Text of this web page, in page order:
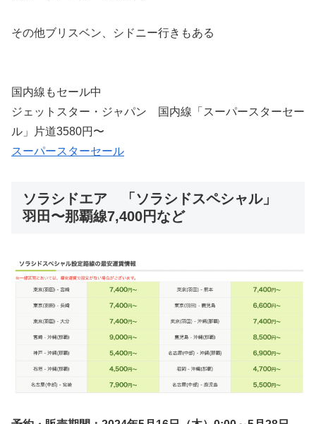
その他ブリスベン、シドニー行きもある
国内線もセール中
ジェットスター・ジャパン 国内線「スーパースターセー
ル」片道3580円〜
スーパースターセール
ソラシドエア 「ソラシドスペシャル」
羽田〜那覇線7,400円など